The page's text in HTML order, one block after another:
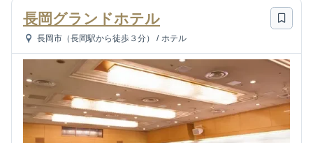
長岡グランドホテル
長岡市（長岡駅から徒歩３分） / ホテル